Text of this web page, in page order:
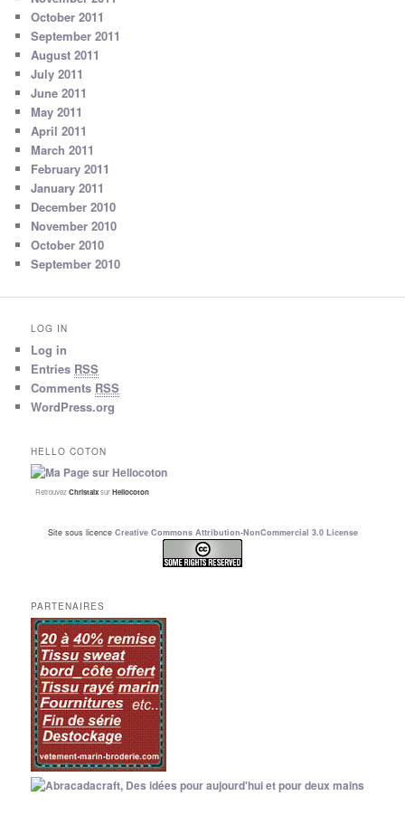
October 2011
September 2011
August 2011
July 2011
June 2011
May 2011
April 2011
March 2011
February 2011
January 2011
December 2010
November 2010
October 2010
September 2010
LOG IN
Log in
Entries RSS
Comments RSS
WordPress.org
HELLO COTON
RetrouvezChristalxsurHellocoton
Site sous licence Creative Commons Attribution-NonCommercial 3.0 License
PARTENAIRES